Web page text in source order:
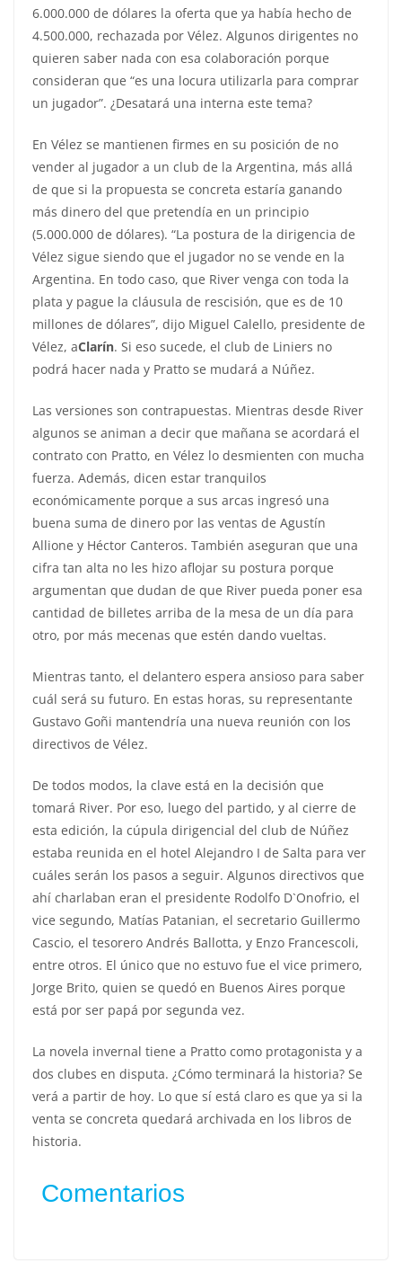
6.000.000 de dólares la oferta que ya había hecho de
4.500.000, rechazada por Vélez. Algunos dirigentes no
quieren saber nada con esa colaboración porque
consideran que “es una locura utilizarla para comprar
un jugador”. ¿Desatará una interna este tema?
En Vélez se mantienen firmes en su posición de no
vender al jugador a un club de la Argentina, más allá
de que si la propuesta se concreta estaría ganando
más dinero del que pretendía en un principio
(5.000.000 de dólares). “La postura de la dirigencia de
Vélez sigue siendo que el jugador no se vende en la
Argentina. En todo caso, que River venga con toda la
plata y pague la cláusula de rescisión, que es de 10
millones de dólares”, dijo Miguel Calello, presidente de
Vélez, aClarín. Si eso sucede, el club de Liniers no
podrá hacer nada y Pratto se mudará a Núñez.
Las versiones son contrapuestas. Mientras desde River
algunos se animan a decir que mañana se acordará el
contrato con Pratto, en Vélez lo desmienten con mucha
fuerza. Además, dicen estar tranquilos
económicamente porque a sus arcas ingresó una
buena suma de dinero por las ventas de Agustín
Allione y Héctor Canteros. También aseguran que una
cifra tan alta no les hizo aflojar su postura porque
argumentan que dudan de que River pueda poner esa
cantidad de billetes arriba de la mesa de un día para
otro, por más mecenas que estén dando vueltas.
Mientras tanto, el delantero espera ansioso para saber
cuál será su futuro. En estas horas, su representante
Gustavo Goñi mantendría una nueva reunión con los
directivos de Vélez.
De todos modos, la clave está en la decisión que
tomará River. Por eso, luego del partido, y al cierre de
esta edición, la cúpula dirigencial del club de Núñez
estaba reunida en el hotel Alejandro I de Salta para ver
cuáles serán los pasos a seguir. Algunos directivos que
ahí charlaban eran el presidente Rodolfo D`Onofrio, el
vice segundo, Matías Patanian, el secretario Guillermo
Cascio, el tesorero Andrés Ballotta, y Enzo Francescoli,
entre otros. El único que no estuvo fue el vice primero,
Jorge Brito, quien se quedó en Buenos Aires porque
está por ser papá por segunda vez.
La novela invernal tiene a Pratto como protagonista y a
dos clubes en disputa. ¿Cómo terminará la historia? Se
verá a partir de hoy. Lo que sí está claro es que ya si la
venta se concreta quedará archivada en los libros de
historia.
Comentarios